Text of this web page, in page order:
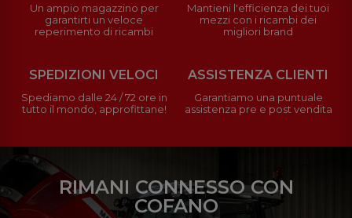
Un ampio magazzino per
garantirti un veloce
reperimento di ricambi
Mantieni l'efficienza dei tuoi
mezzi con i ricambi dei
migliori brand
SPEDIZIONI VELOCI
Spediamo dalle 24 / 72 ore in
tutto il mondo, approfittane!
ASSISTENZA CLIENTI
Garantiamo una puntuale
assistenza pre e post vendita
RIMANI CONNESSO CON
COFANO